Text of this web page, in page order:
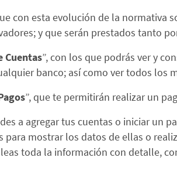
con esta evolución de la normativa
y que serán prestados tanto
Cuentas”, con los que podrás ver y
banco; así como ver todos los
”, que te permitirán realizar un
a agregar tus cuentas o iniciar un
para mostrar los datos de ellas o
toda la información con detalle,